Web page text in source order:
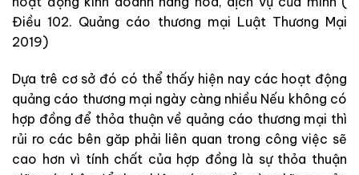
Điều 102. Quảng cáo thương mại Luật Thương Mại
2019)
Dựa trê cơ sở đó có thể thấy hiện nay các hoạt động
quảng cáo thương mại ngày càng nhiều Nếu không có
hợp đồng để thỏa thuận về quảng cáo thương mại thì
rủi ro các bên găp phải liên quan trong công việc sẽ
cao hơn vì tính chất của hợp đồng là sự thỏa thuận